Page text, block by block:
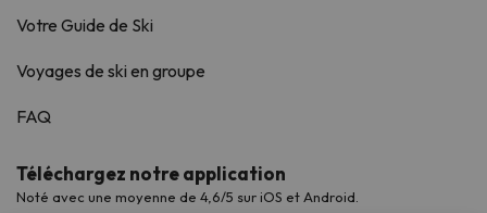
Votre Guide de Ski
Voyages de ski en groupe
FAQ
Téléchargez notre application
Noté avec une moyenne de 4,6/5 sur iOS et Android.